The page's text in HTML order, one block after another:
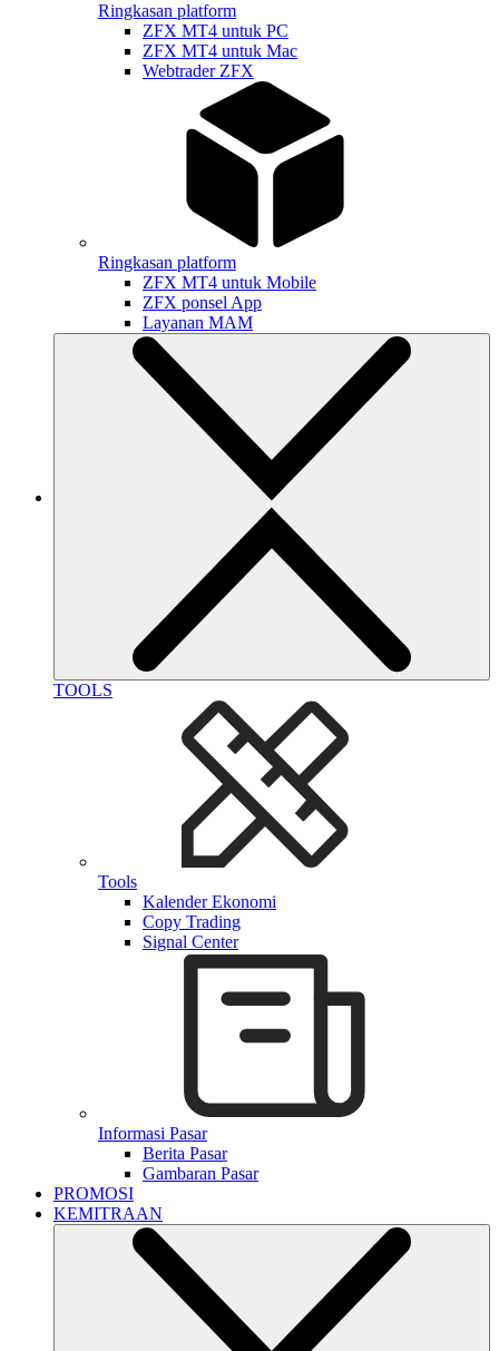
Ringkasan platform
ZFX MT4 untuk PC
ZFX MT4 untuk Mac
Webtrader ZFX
Ringkasan platform
ZFX MT4 untuk Mobile
ZFX ponsel App
Layanan MAM
TOOLS
Tools
Kalender Ekonomi
Copy Trading
Signal Center
Informasi Pasar
Berita Pasar
Gambaran Pasar
PROMOSI
KEMITRAAN